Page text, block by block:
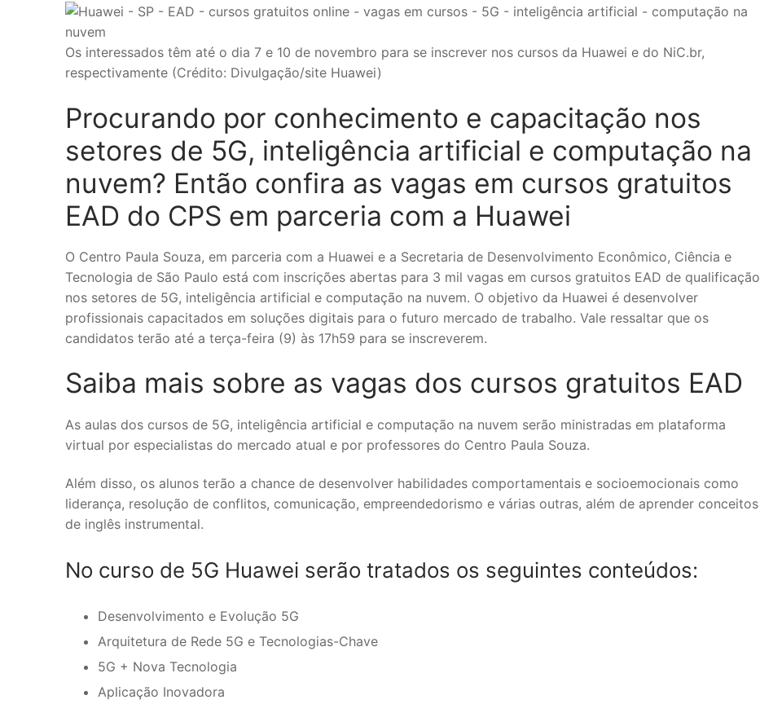
Os interessados têm até o dia 7 e 10 de novembro para se inscrever nos cursos da Huawei e do NiC.br,
respectivamente (Crédito: Divulgação/site Huawei)
Procurando por conhecimento e capacitação nos
setores de 5G, inteligência artificial e computação na
nuvem? Então confira as vagas em cursos gratuitos
EAD do CPS em parceria com a Huawei
O Centro Paula Souza, em parceria com a Huawei e a Secretaria de Desenvolvimento Econômico, Ciência e
Tecnologia de São Paulo está com inscrições abertas para 3 mil vagas em cursos gratuitos EAD de qualificação
nos setores de 5G, inteligência artificial e computação na nuvem. O objetivo da Huawei é desenvolver
profissionais capacitados em soluções digitais para o futuro mercado de trabalho. Vale ressaltar que os
candidatos terão até a terça-feira (9) às 17h59 para se inscreverem.
Saiba mais sobre as vagas dos cursos gratuitos EAD
As aulas dos cursos de 5G, inteligência artificial e computação na nuvem serão ministradas em plataforma
virtual por especialistas do mercado atual e por professores do Centro Paula Souza.
Além disso, os alunos terão a chance de desenvolver habilidades comportamentais e socioemocionais como
liderança, resolução de conflitos, comunicação, empreendedorismo e várias outras, além de aprender conceitos
de inglês instrumental.
No curso de 5G Huawei serão tratados os seguintes conteúdos:
Desenvolvimento e Evolução 5G
Arquitetura de Rede 5G e Tecnologias-Chave
5G + Nova Tecnologia
Aplicação Inovadora